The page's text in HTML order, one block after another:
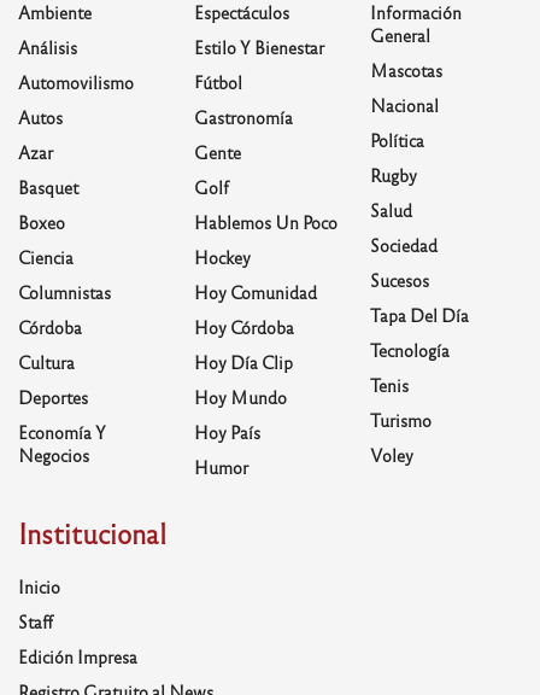
Ambiente
Análisis
Automovilismo
Autos
Azar
Basquet
Boxeo
Ciencia
Columnistas
Córdoba
Cultura
Deportes
Economía Y
Negocios
Espectáculos
Estilo Y Bienestar
Fútbol
Gastronomía
Gente
Golf
Hablemos Un Poco
Hockey
Hoy Comunidad
Hoy Córdoba
Hoy Día Clip
Hoy Mundo
Hoy País
Humor
Información
General
Mascotas
Nacional
Política
Rugby
Salud
Sociedad
Sucesos
Tapa Del Día
Tecnología
Tenis
Turismo
Voley
Institucional
Inicio
Staff
Edición Impresa